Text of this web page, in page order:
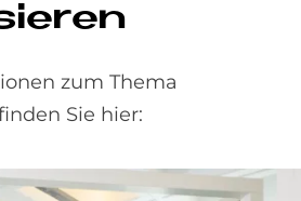
zum Thema
Sie hier: